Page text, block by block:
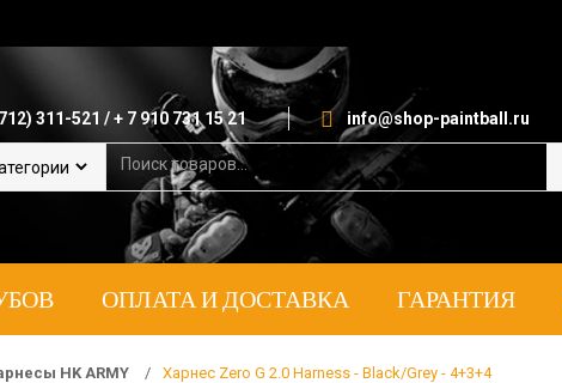
311-521 / + 7 910 731 15 21 info@shop-paintball.ru
f
:
ОПЛАТА И ДОСТАВКА ГАРАНТИЯ
HK ARMY / Харнес Zero G 2.0 Harness - Black/Grey - 4+3+4